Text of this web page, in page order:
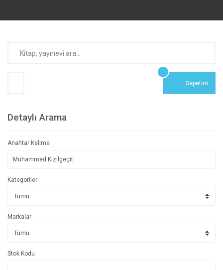
Sepetim
Detaylı Arama
Anahtar Kelime
Kategoriler
Markalar
Stok Kodu